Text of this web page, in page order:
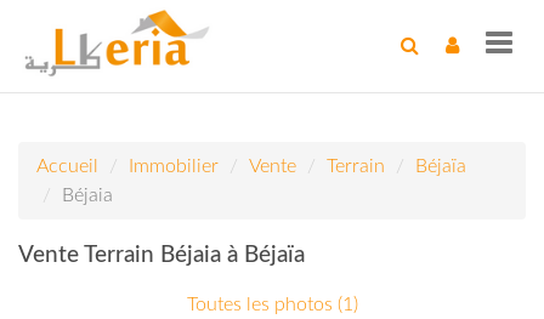
Accueil Immobilier Vente Terrain
Béjaïa
Béjaia
Vente Terrain Béjaia à Béjaïa
Toutes les photos (1)